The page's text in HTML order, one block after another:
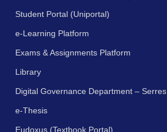
Student Portal (Uniportal)
e-Learning Platform
Exams & Assignments Platform
Library
Digital Governance Department – Serres
e-Thesis
Eudoxus (Textbook Portal)